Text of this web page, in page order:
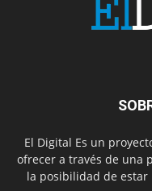
El Digital Es un
ofrecer a través de una
la posibilidad de